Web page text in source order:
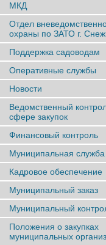
МКД
Отдел
охраны по ЗАТО г.
Поддержка садоводам
Оперативные службы
Новости
Ведомственный
сфере закупок
Финансовый контроль
Муниципальная служба
Кадровое обеспечение
Муниципальный заказ
Муниципальный
Положения о закупках
муниципальных